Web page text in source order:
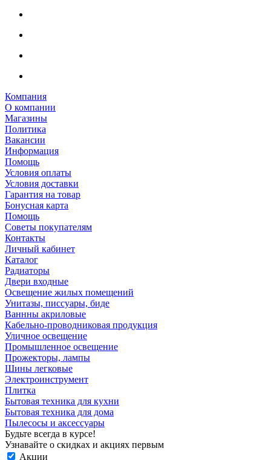
Компания
О компании
Магазины
Политика
Вакансии
Информация
Помощь
Условия оплаты
Условия доставки
Гарантия на товар
Бонусная карта
Помощь
Советы покупателям
Контакты
Личный кабинет
Каталог
Радиаторы
Двери входные
Освещение жилых помещений
Унитазы, писсуары, биде
Ваннны акриловые
Кабельно-проводниковая продукция
Уличное освещение
Промышленное освещение
Прожекторы, лампы
Шины легковые
Электроинструмент
Плитка
Бытовая техника для кухни
Бытовая техника для дома
Пылесосы и аксессуары
Будьте всегда в курсе!
Узнавайте о скидках и акциях первым
Акции